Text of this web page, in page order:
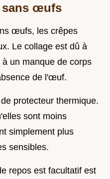
sans œufs
œufs, les crêpes
Le collage est dû à
un manque de corps
de l'œuf.
protecteur thermique.
sont moins
simplement plus
sensibles.
repos est facultatif est